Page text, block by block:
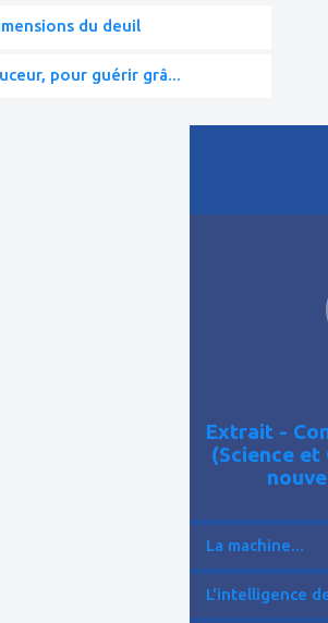
du deuil
pour guérir grâ...
Extrait -
(Science et
La machine...
L'intelligence